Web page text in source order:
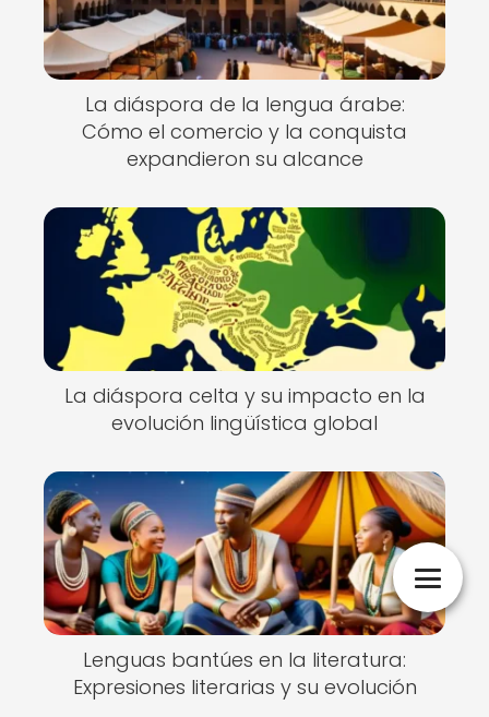
La diáspora de la lengua árabe:
Cómo el comercio y la conquista
expandieron su alcance
La diáspora celta y su impacto en la
evolución lingüística global
Lenguas bantúes en la literatura:
Expresiones literarias y su evolución